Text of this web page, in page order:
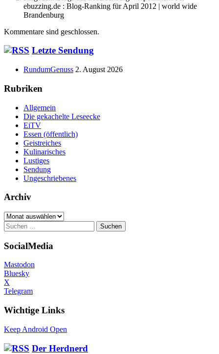
ebuzzing.de : Blog-Ranking für April 2012 | world wide
Brandenburg
Kommentare sind geschlossen.
Haupt-
Seitenleiste
Letzte Sendung
RundumGenuss 2. August 2026
Rubriken
Allgemein
Die gekachelte Leseecke
EiTV
Essen (öffentlich)
Geistreiches
Kulinarisches
Lustiges
Sendung
Ungeschriebenes
Archiv
Archiv
Suchen
nach:
SocialMedia
Mastodon
Bluesky
X
Telegram
Wichtige Links
Keep Android Open
Der Herdnerd